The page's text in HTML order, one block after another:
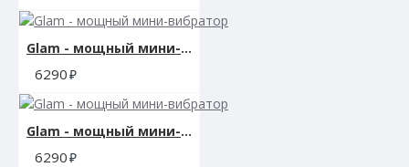
Частота: 100 гц
звука:50 дц
КОМПЛЕКТАЦИЯ
Зарядное
Устройство
Glam - мощный мини-вибратор
6290
Glam - мощный мини-вибратор
6290